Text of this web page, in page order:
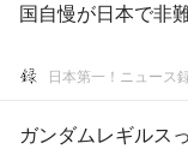
国自慢が日本で非
日本第一！ニュース
ガンダムレギルス